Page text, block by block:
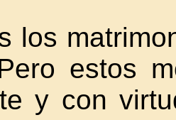
estos
y con